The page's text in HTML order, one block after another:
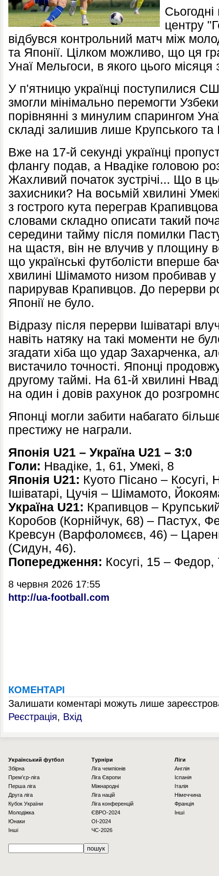
Сьогодні
центру
відбувся контрольний матч між
та Японії. Цілком можливо, що ця
Унаї Мельгоси, в якого цього місяця
У п'ятницю українці поступилися
змогли мінімально перемогти
порівнянні з минулим спарингом
складі залишив лише Крупського та
Вже на 17-й секунді українці
флангу подав, а Нвадіке головою
Жахливий початок зустрічі... Що в
захисники? На восьмій хвилині
з гострого кута переграв
словами складно описати такий
середини тайму після помилки
на щастя, він не влучив у площину
що українські футболісти вперше
хвилині Шімамото низом пробивав у
парирував Крапивцов. До перерви
Японії не було.
Відразу після перерви Ішіватарі
навіть натяку на такі моменти не
згадати хіба що удар Захарченка,
вистачило точності. Японці
другому таймі. На 61-й хвилині
на один і довів рахунок до
Японці могли забити набагато
престижу не награли.
Японія U21 – Україна U21 – 3:0
Голи: Нвадіке, 1, 61, Умекі, 8
Японія U21: Куото Пісано – Косугі,
Ішіватарі, Цучія – Шімамото,
Україна U21: Крапивцов –
Коробов (Корнійчук, 68) – Пастух,
Кревсун (Варфоломєєв, 46) –
(Сидун, 46).
Попередження: Косугі, 15 – Федор,
8 червня 2026 17:55
http://ua-football.com
КОМЕНТАРІ
Залишати коментарі можуть лише
Реєстрація, Вхід
Українcький футбол
Збірна
Прем'єр-ліга
Перша ліга
Друга ліга
Кубок України
Молодіжка
Юнаки
Інші
Турніри
Ліга чемпіонів
Ліга Європи
Міжнародні
Ліга націй
Ліга конференцій
ЄВРО-2024
OI-2024
ЧС-2026
Ліги
Англія
Іспанія
Італія
Німеччина
Франція
Інші